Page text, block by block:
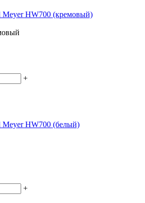
Meyer HW700 (кремовый)
+
Meyer HW700 (белый)
+